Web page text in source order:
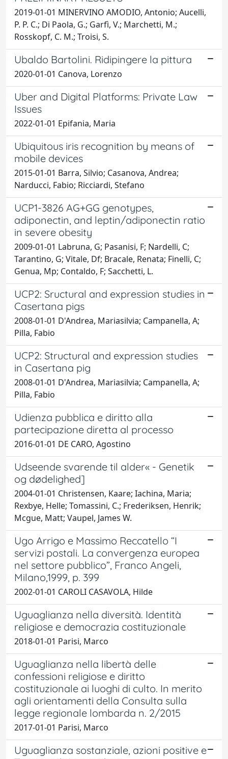
2019-01-01 MINERVINO AMODIO, Antonio; Aucelli,
P. P. C.; Di Paola, G.; Garfì, V.; Marchetti, M.;
Rosskopf, C. M.; Troisi, S.
Ubaldo Bartolini. Ridipingere la pittura
2020-01-01 Canova, Lorenzo
Uber and Digital Platforms: Private Law
Issues
2022-01-01 Epifania, Maria
Ubiquitous iris recognition by means of
mobile devices
2015-01-01 Barra, Silvio; Casanova, Andrea;
Narducci, Fabio; Ricciardi, Stefano
UCP1-3826 AG+GG genotypes,
adiponectin, and leptin/adiponectin ratio
in severe obesity
2009-01-01 Labruna, G; Pasanisi, F; Nardelli, C;
Tarantino, G; Vitale, Df; Bracale, Renata; Finelli, C;
Genua, Mp; Contaldo, F; Sacchetti, L.
UCP2: Sructural and expression studies in
Casertana pigs
2008-01-01 D'Andrea, Mariasilvia; Campanella, A;
Pilla, Fabio
UCP2: Structural and expression studies
in Casertana pig
2008-01-01 D'Andrea, Mariasilvia; Campanella, A;
Pilla, Fabio
Udienza pubblica e diritto alla
partecipazione diretta al processo
2016-01-01 DE CARO, Agostino
Udseende svarende til alder« - Genetik
og dødelighed]
2004-01-01 Christensen, Kaare; Iachina, Maria;
Rexbye, Helle; Tomassini, C.; Frederiksen, Henrik;
Mcgue, Matt; Vaupel, James W.
Ugo Arrigo e Massimo Reccatello “I
servizi postali. La convergenza europea
nel settore pubblico”, Franco Angeli,
Milano,1999, p. 399
2002-01-01 CAROLI CASAVOLA, Hilde
Uguaglianza nella diversità. Identità
religiose e democrazia costituzionale
2018-01-01 Parisi, Marco
Uguaglianza nella libertà delle
confessioni religiose e diritto
costituzionale ai luoghi di culto. In merito
agli orientamenti della Consulta sulla
legge regionale lombarda n. 2/2015
2017-01-01 Parisi, Marco
Uguaglianza sostanziale, azioni positive e